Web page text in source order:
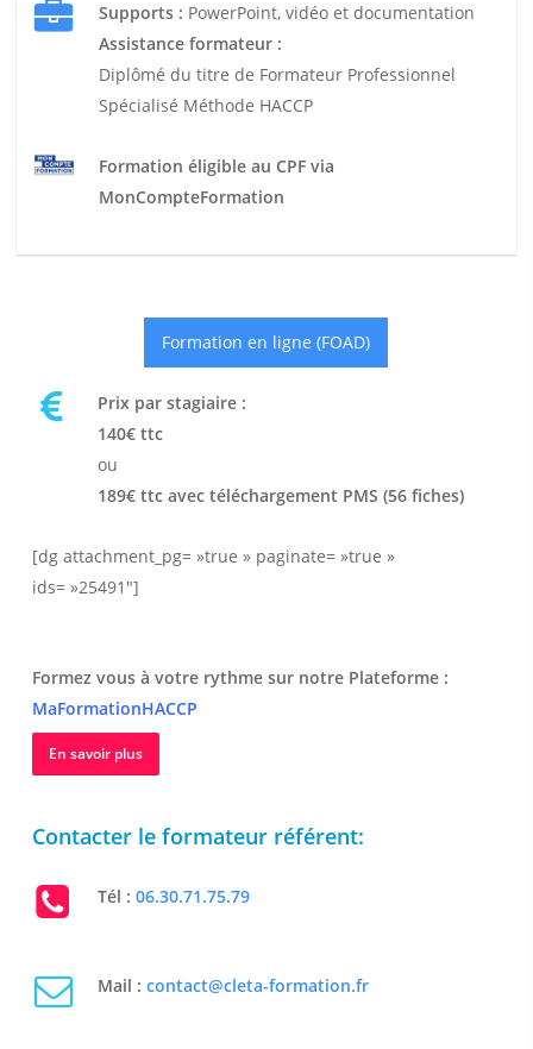
Supports : PowerPoint, vidéo et documentation
Assistance formateur :
Diplômé du titre de Formateur Professionnel
Spécialisé Méthode HACCP
Formation éligible au CPF via
MonCompteFormation
Formation en ligne (FOAD)
Prix par stagiaire :
140€ ttc
ou
189€ ttc avec téléchargement PMS (56 fiches)
[dg attachment_pg= »true » paginate= »true »
ids= »25491″]
Formez vous à votre rythme sur notre Plateforme :
MaFormationHACCP
En savoir plus
Contacter le formateur référent:
Tél :06.30.71.75.79
Mail :contact@cleta-formation.fr